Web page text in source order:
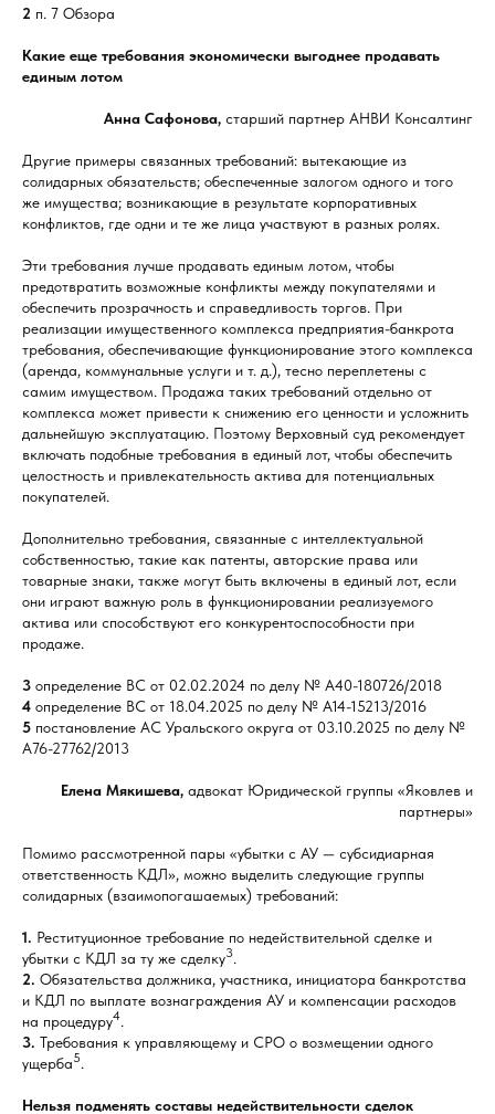
2 п. 7 Обзора
Какие еще требования экономически выгоднее продавать
единым лотом
Анна Сафонова, старший партнер АНВИ Консалтинг
Другие примеры связанных требований: вытекающие из
солидарных обязательств; обеспеченные залогом одного и того
же имущества; возникающие в результате корпоративных
конфликтов, где одни и те же лица участвуют в разных ролях.
Эти требования лучше продавать единым лотом, чтобы
предотвратить возможные конфликты между покупателями и
обеспечить прозрачность и справедливость торгов. При
реализации имущественного комплекса предприятия-банкрота
требования, обеспечивающие функционирование этого комплекса
(аренда, коммунальные услуги и т. д.), тесно переплетены с
самим имуществом. Продажа таких требований отдельно от
комплекса может привести к снижению его ценности и усложнить
дальнейшую эксплуатацию. Поэтому Верховный суд рекомендует
включать подобные требования в единый лот, чтобы обеспечить
целостность и привлекательность актива для потенциальных
покупателей.
Дополнительно требования, связанные с интеллектуальной
собственностью, такие как патенты, авторские права или
товарные знаки, также могут быть включены в единый лот, если
они играют важную роль в функционировании реализуемого
актива или способствуют его конкурентоспособности при
продаже.
3 определение ВС от 02.02.2024 по делу № А40-180726/2018
4 определение ВС от 18.04.2025 по делу № А14-15213/2016
5 постановление АС Уральского округа от 03.10.2025 по делу №
А76-27762/2013
Елена Мякишева, адвокат Юридической группы «Яковлев и
партнеры»
Помимо рассмотренной пары «убытки с АУ — субсидиарная
ответственность КДЛ», можно выделить следующие группы
солидарных (взаимопогашаемых) требований:
1. Реституционное требование по недействительной сделке и
убытки с КДЛ за ту же сделку3.
2. Обязательства должника, участника, инициатора банкротства
и КДЛ по выплате вознаграждения АУ и компенсации расходов
на процедуру4.
3. Требования к управляющему и СРО о возмещении одного
ущерба5.
Нельзя подменять составы недействительности сделок